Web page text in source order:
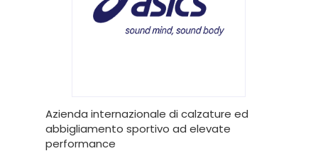
Azienda internazionale di calzature ed
abbigliamento sportivo ad elevate
performance